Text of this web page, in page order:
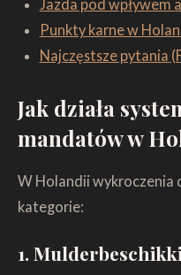
Jazda pod wpływem
Punkty karne w
Najczęstsze pytania
Jak działa
mandatów w
W Holandii wykroczenia
kategorie:
1.